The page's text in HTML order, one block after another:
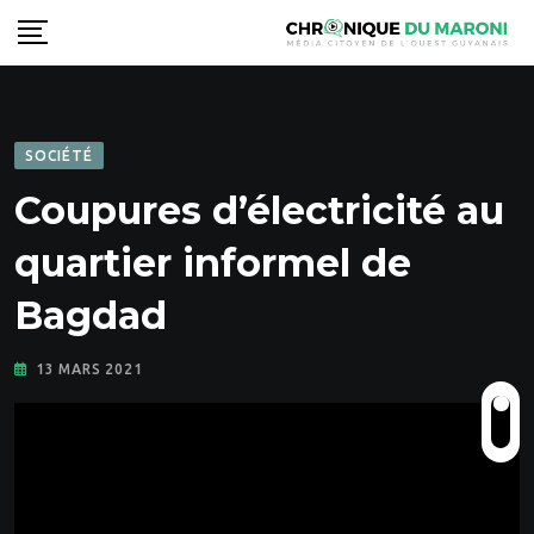
Skip
to
SOCIÉTÉ
Coupures d’électricité au
quartier informel de
Bagdad
13 MARS 2021